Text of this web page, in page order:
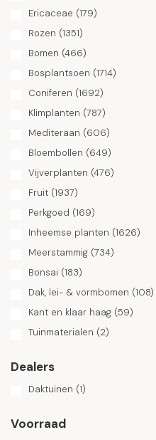
Ericaceae (179)
Rozen (1351)
Bomen (466)
Bosplantsoen (1714)
Coniferen (1692)
Klimplanten (787)
Mediteraan (606)
Bloembollen (649)
Vijverplanten (476)
Fruit (1937)
Perkgoed (169)
Inheemse planten (1626)
Meerstammig (734)
Bonsai (183)
Dak, lei- & vormbomen (108)
Kant en klaar haag (59)
Tuinmaterialen (2)
Dealers
Daktuinen (1)
Voorraad